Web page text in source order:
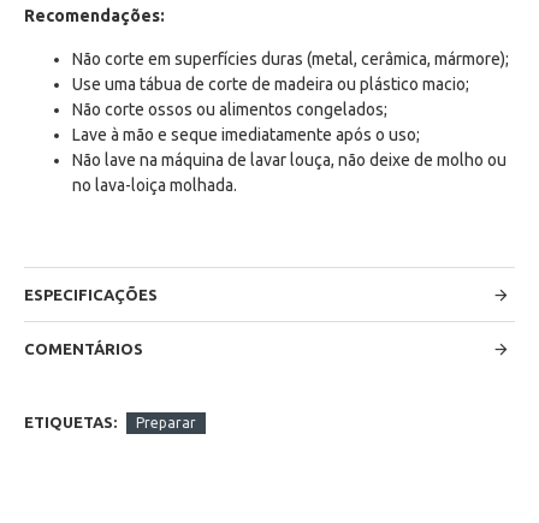
Recomendações:
Não corte em superfícies duras (metal, cerâmica, mármore);
Use uma tábua de corte de madeira ou plástico macio;
Não corte ossos ou alimentos congelados;
Lave à mão e seque imediatamente após o uso;
Não lave na máquina de lavar louça, não deixe de molho ou
no lava-loiça molhada.
ESPECIFICAÇÕES
COMENTÁRIOS
ETIQUETAS: Preparar